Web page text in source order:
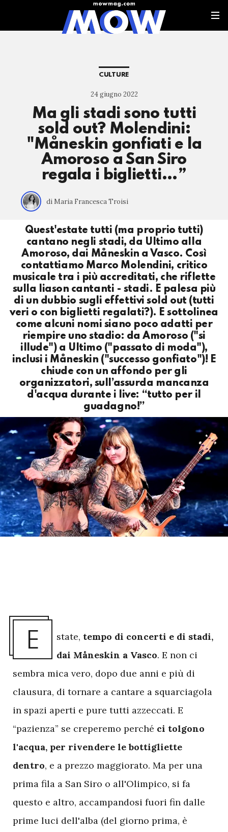
CULTURE
24 giugno 2022
Ma gli stadi sono tutti
sold out? Molendini:
"Måneskin gonfiati e la
Amoroso a San Siro
regala i biglietti…”
di Maria Francesca Troisi
Quest'estate tutti (ma proprio tutti)
cantano negli stadi, da Ultimo alla
Amoroso, dai Måneskin a Vasco. Così
contattiamo Marco Molendini, critico
musicale tra i più accreditati, che riflette
sulla liason cantanti - stadi. E palesa più
di un dubbio sugli effettivi sold out (tutti
veri o con biglietti regalati?). E sottolinea
come alcuni nomi siano poco adatti per
riempire uno stadio: da Amoroso ("si
illude") a Ultimo ("passato di moda"),
inclusi i Måneskin ("successo gonfiato")! E
chiude con un affondo per gli
organizzatori, sull’assurda mancanza
d'acqua durante i live: “tutto per il
guadagno!”
E state, tempo di concerti e di stadi,
dai Måneskin a Vasco. E non ci
sembra mica vero, dopo due anni e più di
clausura, di tornare a cantare a squarciagola
in spazi aperti e pure tutti azzeccati. E
“pazienza” se creperemo perché ci tolgono
l'acqua, per rivendere le bottigliette
dentro, e a prezzo maggiorato. Ma per una
prima fila a San Siro o all'Olimpico, si fa
questo e altro, accampandosi fuori fin dalle
prime luci dell'alba (del giorno prima, è